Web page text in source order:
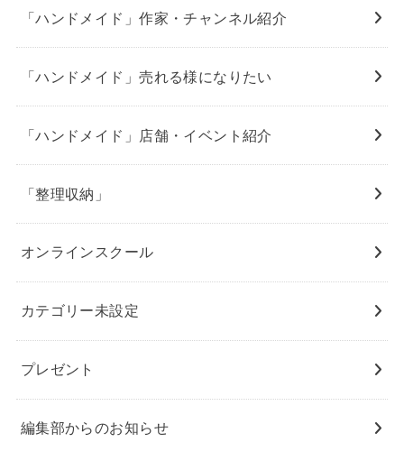
「ハンドメイド」作家・チャンネル紹介
「ハンドメイド」売れる様になりたい
「ハンドメイド」店舗・イベント紹介
「整理収納」
オンラインスクール
カテゴリー未設定
プレゼント
編集部からのお知らせ